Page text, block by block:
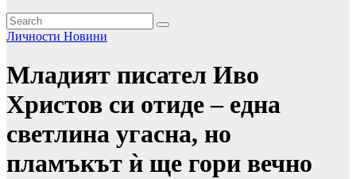
Личности Новини
Младият писател Иво
Христов си отиде – една
светлина угасна, но
пламъкът ѝ ще гори вечно